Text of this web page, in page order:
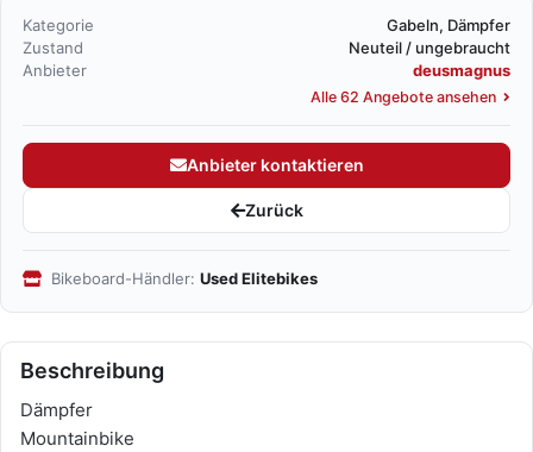
Kategorie
Gabeln, Dämpfer
Zustand
Neuteil / ungebraucht
Anbieter
deusmagnus
Alle 62 Angebote ansehen
Anbieter kontaktieren
Zurück
Bikeboard-Händler: Used Elitebikes
Beschreibung
Dämpfer
Mountainbike